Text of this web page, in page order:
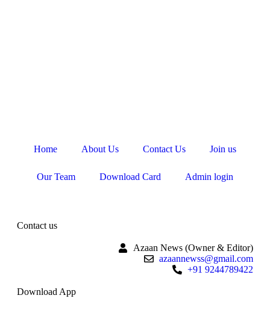
Home About Us Contact Us Join us
Our Team Download Card Admin login
Contact us
Azaan News (Owner & Editor)
azaannewss@gmail.com
+91 9244789422
Download App